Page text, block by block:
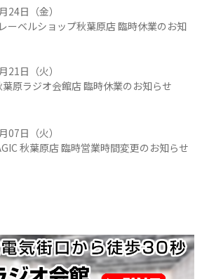
24日（金）
ーベルショップ秋葉原店 臨時休業のお知
21日（火）
原ラジオ会館店 臨時休業のお知らせ
07日（火）
秋葉原店 臨時営業時間変更のお知らせ